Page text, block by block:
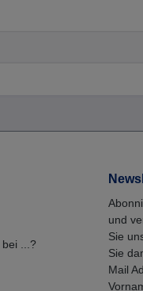
...?
und
Sie
Sie
Mail